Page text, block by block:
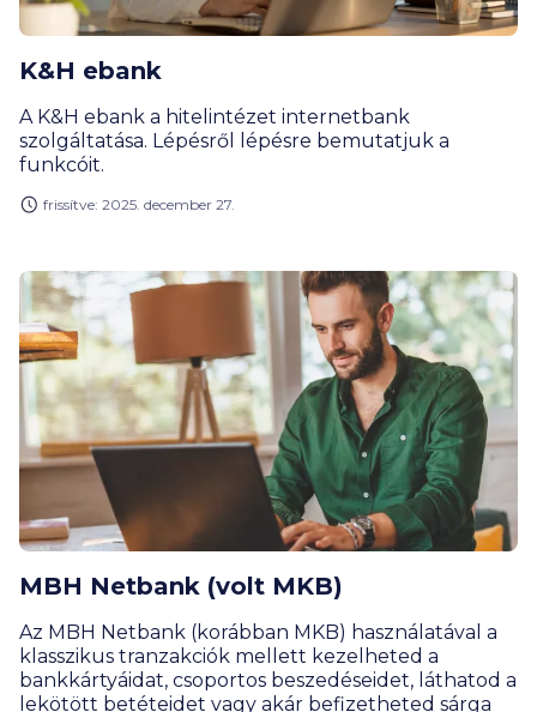
K&H ebank
A K&H ebank a hitelintézet internetbank
szolgáltatása. Lépésről lépésre bemutatjuk a
funkcóit.
frissítve: 2025. december 27.
MBH Netbank (volt MKB)
Az MBH Netbank (korábban MKB) használatával a
klasszikus tranzakciók mellett kezelheted a
bankkártyáidat, csoportos beszedéseidet, láthatod a
lekötött betéteidet vagy akár befizetheted sárga